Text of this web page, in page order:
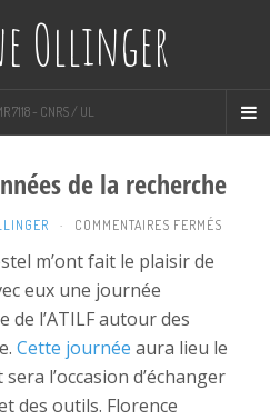
Ollinger
7118 - CNRS / UL
de la recherche
· COMMENTAIRES FERMÉS
LA
m’ont fait le plaisir de
eux une journée
l’ATILF autour des
Cette journée aura lieu le
l’occasion d’échanger
des outils. Florence